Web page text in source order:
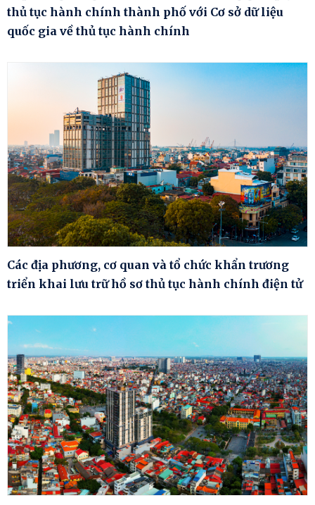
thủ tục hành chính thành phố với Cơ sở dữ liệu
quốc gia về thủ tục hành chính
Các địa phương, cơ quan và tổ chức khẩn trương
triển khai lưu trữ hồ sơ thủ tục hành chính điện tử